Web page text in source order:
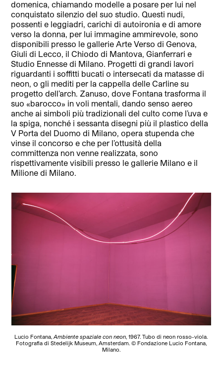
domenica, chiamando modelle a posare per lui nel
conquistato silenzio del suo studio. Questi nudi,
possenti e leggiadri, carichi di autoironia e di amore
verso la donna, per lui immagine ammirevole, sono
disponibili presso le gallerie Arte Verso di Genova,
Giuli di Lecco, il Chiodo di Mantova, Gianferrari e
Studio Ennesse di Milano. Progetti di grandi lavori
riguardanti i soffitti bucati o intersecati da matasse di
neon, o gli mediti per la cappella delle Carline su
progetto dell’arch. Zanuso, dove Fontana trasforma il
suo «barocco» in voli mentali, dando senso aereo
anche ai simboli più tradizionali del culto come l’uva e
la spiga, nonché i sessanta disegni più il plastico della
V Porta del Duomo di Milano, opera stupenda che
vinse il concorso e che per l’ottusità della
committenza non venne realizzata, sono
rispettivamente visibili presso le gallerie Milano e il
Milione di Milano.
Lucio Fontana, Ambiente spaziale con neon, 1967. Tubo di neon rosso-viola.
Fotografia di Stedelijk Museum, Amsterdam. © Fondazione Lucio Fontana,
Milano.